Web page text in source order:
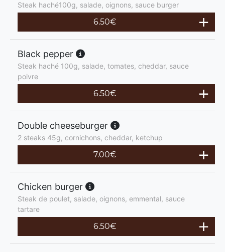
Steak haché100g, salade, oignons, sauce burger
6.50€
Black pepper
Steak haché 100g, salade, tomates, cheddar, sauce
poivre
6.50€
Double cheeseburger
2 steaks 45g, cornichons, cheddar, ketchup
7.00€
Chicken burger
Steak de poulet, salade, oignons, emmental, sauce
tartare
6.50€